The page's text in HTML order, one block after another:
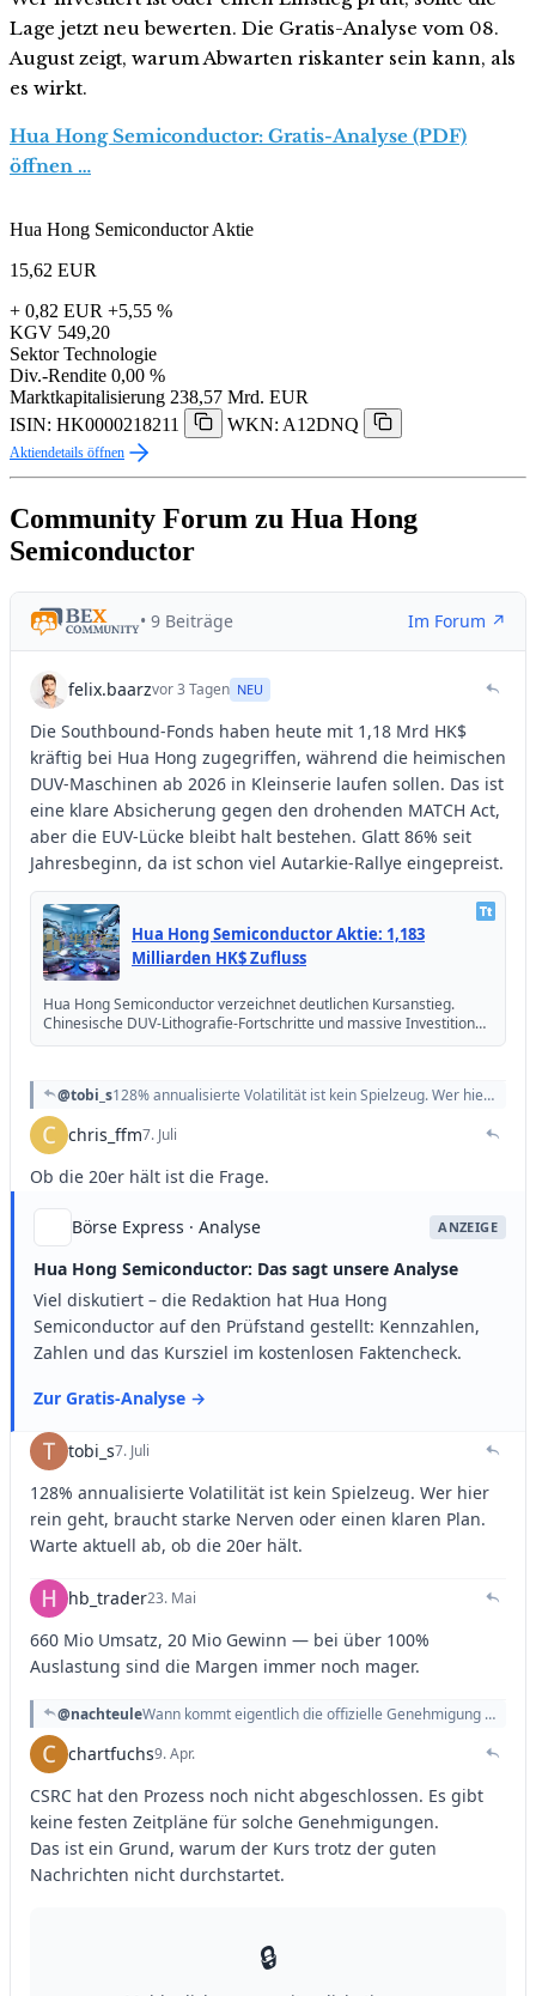
Lage jetzt neu bewerten. Die Gratis-Analyse vom 08.
August zeigt, warum Abwarten riskanter sein kann, als
es wirkt.
Hua Hong Semiconductor: Gratis-Analyse (PDF)
öffnen …
Hua Hong Semiconductor Aktie
15,62 EUR
+ 0,82 EUR +5,55 %
KGV 549,20
Sektor Technologie
Div.-Rendite 0,00 %
Marktkapitalisierung 238,57 Mrd. EUR
ISIN: HK0000218211
WKN: A12DNQ
Aktiendetails öffnen
Community Forum zu Hua Hong
Semiconductor